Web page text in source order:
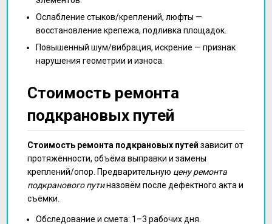
Ослабление стыков/креплений, люфты —
восстановление крепежа, подливка площадок.
Повышенный шум/вибрация, искрение — признак
нарушения геометрии и износа.
Стоимость ремонта
подкрановых путей
Стоимость ремонта подкрановых путей зависит от
протяжённости, объёма выправки и замены
креплений/опор. Предварительную цену ремонта
подкранового путиназовём после дефектного акта и
съёмки.
Обследование и смета: 1–3 рабочих дня.